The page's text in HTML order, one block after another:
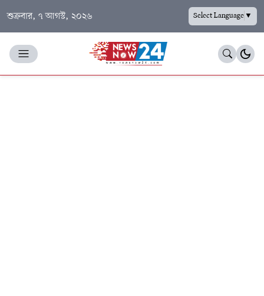
শুক্রবার, ৭ আগস্ট, ২০২৬ Select Language▼